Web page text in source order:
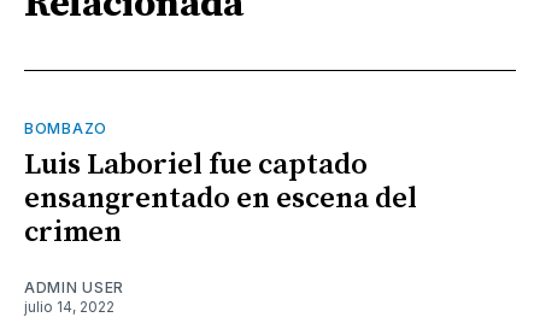
BOMBAZO
Luis Laboriel fue captado
ensangrentado en escena del
crimen
ADMIN USER
julio 14, 2022